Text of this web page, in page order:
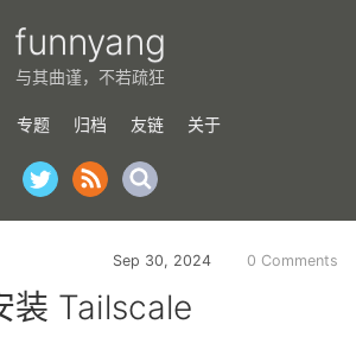
funnyang
与其曲谨，不若疏狂
专题 归档 友链 关于
Sep 30, 2024 0 Comments
装 Tailscale